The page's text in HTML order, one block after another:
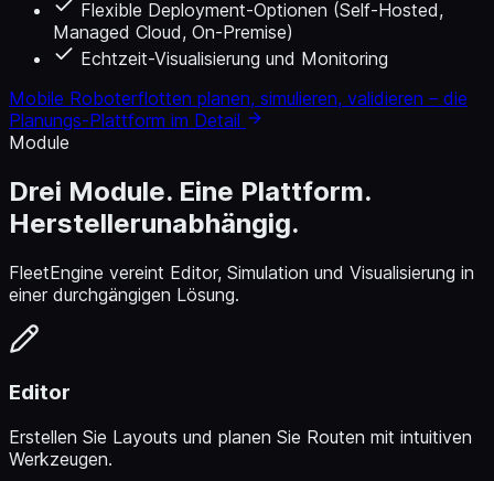
Flexible Deployment-Optionen (Self-Hosted,
Managed Cloud, On-Premise)
Echtzeit-Visualisierung und Monitoring
Mobile Roboterflotten planen, simulieren, validieren – die
Planungs-Plattform im Detail
Module
Drei Module. Eine Plattform.
Herstellerunabhängig.
FleetEngine vereint Editor, Simulation und Visualisierung in
einer durchgängigen Lösung.
Editor
Erstellen Sie Layouts und planen Sie Routen mit intuitiven
Werkzeugen.